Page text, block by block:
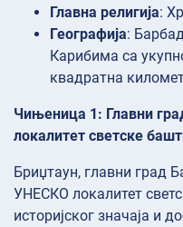
Главна религија:
Географија:
Карибима са
квадратна
Чињеница 1: Главни
локалитет светске
Бриџтаун, главни град
УНЕСКО локалитет
историјског значаја и